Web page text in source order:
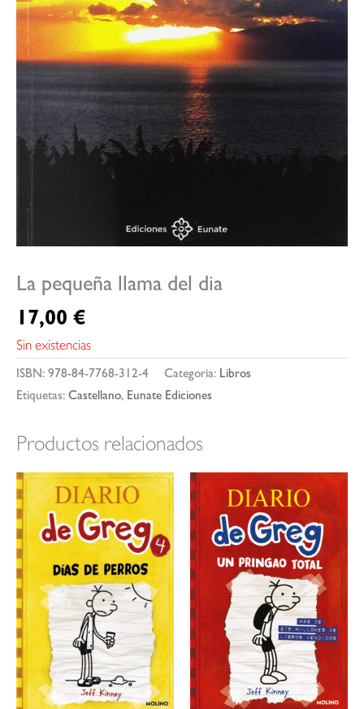
La pequeña llama del dia
17,00 €
Sin existencias
ISBN: 978-84-7768-312-4 Categoría: Libros
Etiquetas: Castellano, Eunate Ediciones
Productos relacionados